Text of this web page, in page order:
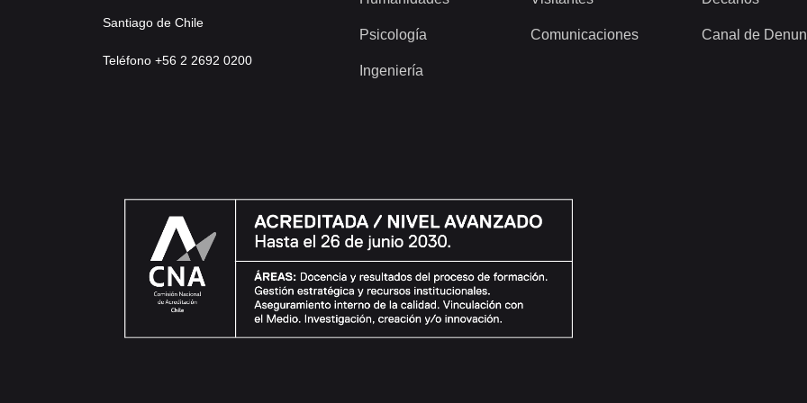
Santiago de Chile
Teléfono +56 2 2692 0200
Psicología
Ingeniería
Comunicaciones Canal de